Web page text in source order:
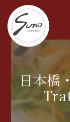
日本橋